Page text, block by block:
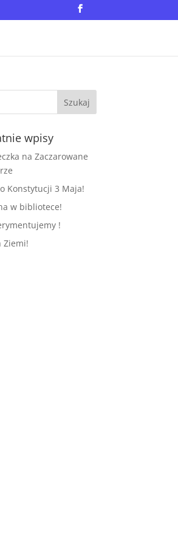
wpisy
na Zaczarowane
Konstytucji 3 Maja!
w bibliotece!
!
Ziemi!